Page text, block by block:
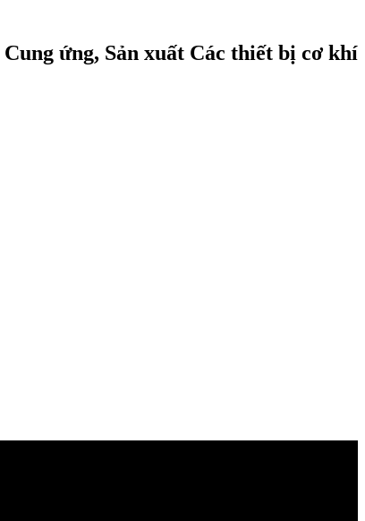
Cung ứng, Sản xuất Các thiết bị cơ khí